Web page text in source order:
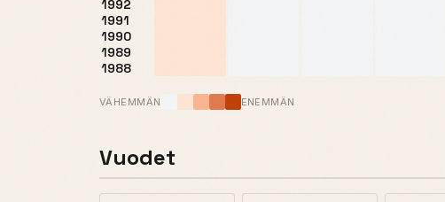
1992
1991
1990
1989
1988
VÄHEMMÄN ENEMMÄN
Vuodet